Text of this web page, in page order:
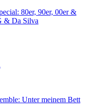
80er, 90er, 00er &
& Da Silva
Unter meinem Bett